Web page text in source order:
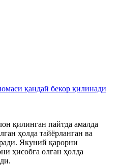
қандай бекор қилинади
қилинган пайтда амалда
ҳолда тайёрланган ва
Якуний қарорни
ҳисобга олган ҳолда